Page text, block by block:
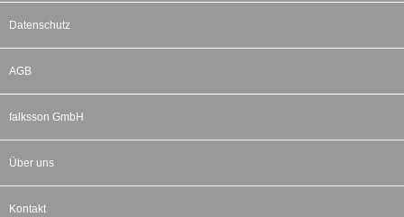
Datenschutz
AGB
falksson GmbH
Über uns
Kontakt